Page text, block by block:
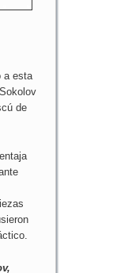
a esta
de